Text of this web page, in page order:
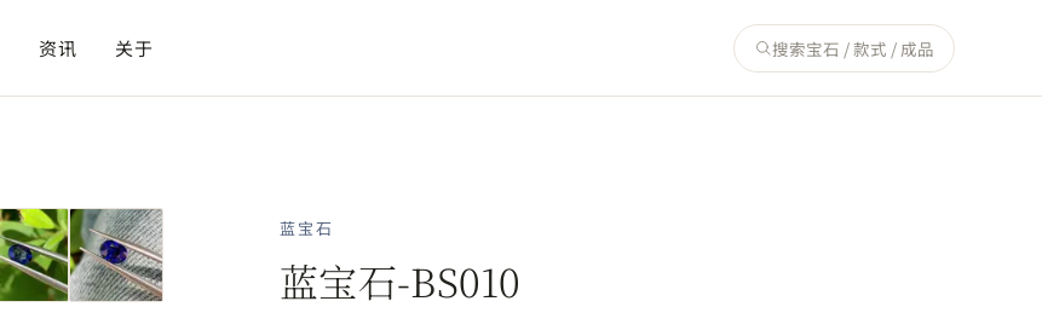
资讯 关于 搜索宝石 / 款式 / 成品
蓝宝石
蓝宝石-BS010